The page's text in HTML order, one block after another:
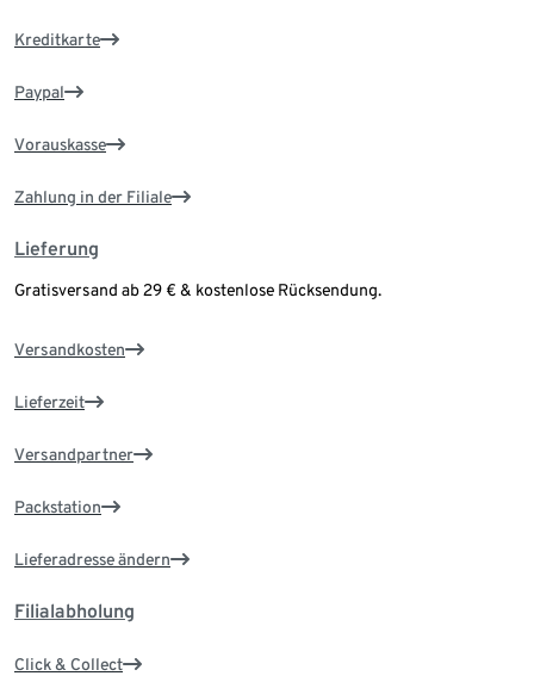
Kreditkarte
Paypal
Vorauskasse
Zahlung in der Filiale
Lieferung
Gratisversand ab 29 € & kostenlose Rücksendung.
Versandkosten
Lieferzeit
Versandpartner
Packstation
Lieferadresse ändern
Filialabholung
Click & Collect